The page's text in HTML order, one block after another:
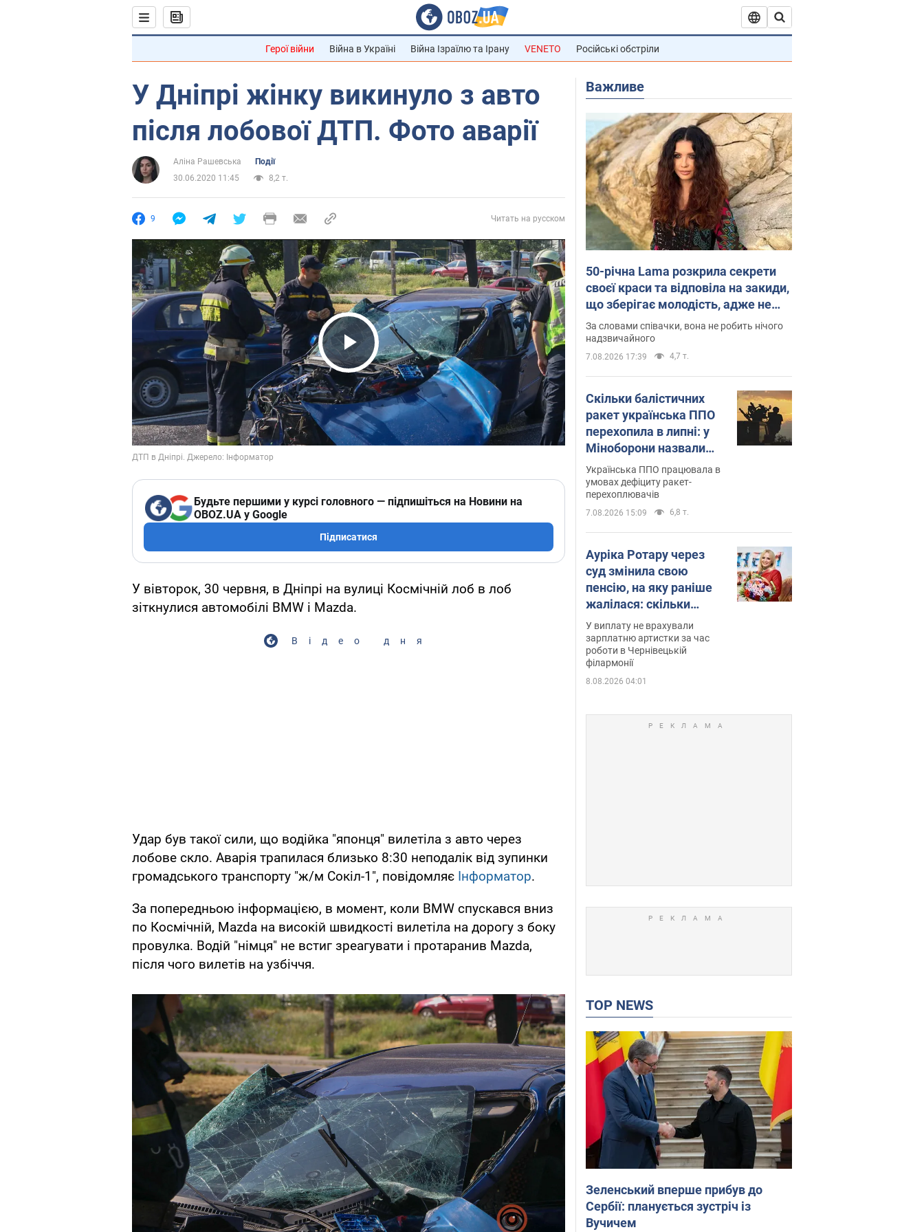
Герої війни Війна в Україні Війна Ізраїлю та Ірану VENETO Російські обстріли
У Дніпрі жінку викинуло з авто
після лобової ДТП. Фото аварії
Аліна Рашевська
Події
30.06.2020 11:45
8,2 т.
9 Читать на русском
Play Video
Будьте першими у курсі головного — підпишіться на Новини на
OBOZ.UA у Google
Підписатися
У вівторок, 30 червня, в Дніпрі на вулиці Космічній лоб в лоб
зіткнулися автомобілі BMW і Mazda.
Відео дня
Удар був такої сили, що водійка "японця" вилетіла з авто через
лобове скло. Аварія трапилася близько 8:30 неподалік від зупинки
громадського транспорту "ж/м Сокіл-1", повідомляє Інформатор.
За попередньою інформацією, в момент, коли BMW спускався вниз
по Космічній, Mazda на високій швидкості вилетіла на дорогу з боку
провулка. Водій "німця" не встиг зреагувати і протаранив Mazda,
після чого вилетів на узбіччя.
Важливе
50-річна Lama розкрила секрети
своєї краси та відповіла на закиди,
що зберігає молодість, адже не
має дітей
За словами співачки, вона не робить нічого
надзвичайного
7.08.2026 17:39 4,7 т.
Скільки балістичних
ракет українська ППО
перехопила в липні: у
Міноборони назвали
цифру
Українська ППО працювала в
умовах дефіциту ракет-
перехоплювачів
7.08.2026 15:09 6,8 т.
Ауріка Ротару через
суд змінила свою
пенсію, на яку раніше
жалілася: скільки
отримувала співачка
У виплату не врахували
зарплатню артистки за час
роботи в Чернівецькій
філармонії
8.08.2026 04:01
TOP NEWS
Зеленський вперше прибув до
Сербії: планується зустріч із
Вучичем